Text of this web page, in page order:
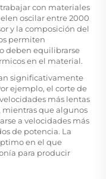
con materiales
oscilar entre 2000
y la composición del
permiten
deben equilibrarse
en el material.
significativamente
ejemplo, el corte de
más lentas
mientras que algunos
a velocidades más
de potencia. La
en el que
para producir